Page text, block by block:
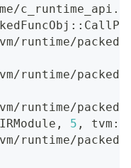
runtime/
runtime/
runtime/
5 , tvm::
runtime/